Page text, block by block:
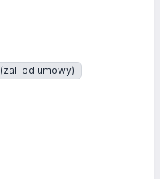
(zal. od umowy)